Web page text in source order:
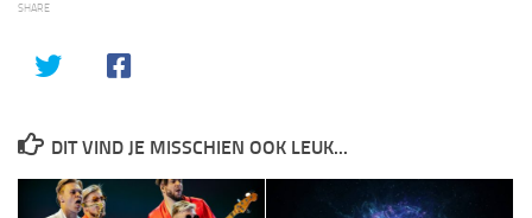
SHARE
DIT VIND JE MISSCHIEN OOK LEUK...